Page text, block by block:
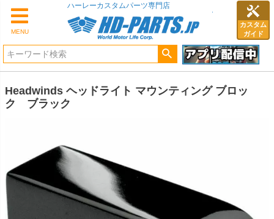
MENU
カスタム
ガイド
ハーレーカスタムパーツ専門店
Headwinds ヘッドライト マウンティング ブロッ
ク ブラック